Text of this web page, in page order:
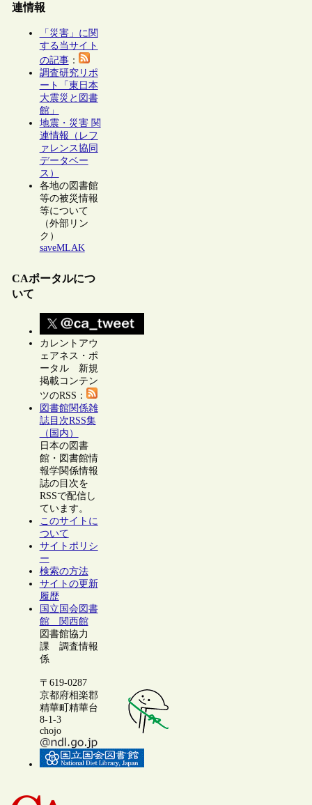
連情報
「災害」に関
する当サイト
の記事：
調査研究リポ
ート「東日本
大震災と図書
館」
地震・災害 関
連情報（レフ
ァレンス協同
データベー
ス）
各地の図書館
等の被災情報
等について
（外部リン
ク）
saveMLAK
CAポータルにつ
いて
カレントアウ
ェアネス・ポ
ータル 新規
掲載コンテン
ツのRSS：
図書館関係雑
誌目次RSS集
（国内）
日本の図書
館・図書館情
報学関係情報
誌の目次を
RSSで配信し
ています。
このサイトに
ついて
サイトポリシ
ー
検索の方法
サイトの更新
履歴
国立国会図書
館 関西館
図書館協力
課 調査情報
係
〒619-0287
京都府相楽郡
精華町精華台
8-1-3
chojo